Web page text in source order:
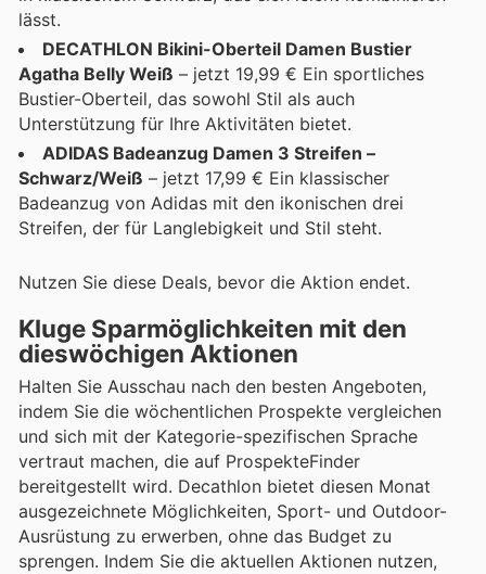
lässt.
DECATHLON Bikini-Oberteil Damen Bustier
Agatha Belly Weiß – jetzt 19,99 € Ein sportliches
Bustier-Oberteil, das sowohl Stil als auch
Unterstützung für Ihre Aktivitäten bietet.
ADIDAS Badeanzug Damen 3 Streifen –
Schwarz/Weiß – jetzt 17,99 € Ein klassischer
Badeanzug von Adidas mit den ikonischen drei
Streifen, der für Langlebigkeit und Stil steht.
Nutzen Sie diese Deals, bevor die Aktion endet.
Kluge Sparmöglichkeiten mit den
dieswöchigen Aktionen
Halten Sie Ausschau nach den besten Angeboten,
indem Sie die wöchentlichen Prospekte vergleichen
und sich mit der Kategorie-spezifischen Sprache
vertraut machen, die auf ProspekteFinder
bereitgestellt wird. Decathlon bietet diesen Monat
ausgezeichnete Möglichkeiten, Sport- und Outdoor-
Ausrüstung zu erwerben, ohne das Budget zu
sprengen. Indem Sie die aktuellen Aktionen nutzen,